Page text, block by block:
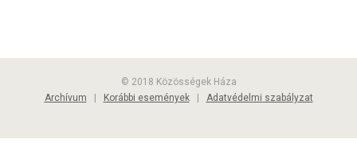
© 2018 Közösségek Háza
Archívum
Korábbi események| Adatvédelmi szabályzat